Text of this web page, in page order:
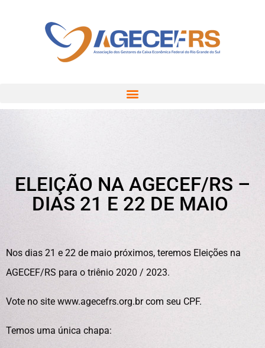
ELEIÇÃO NA AGECEF/RS –
DIAS 21 E 22 DE MAIO
Nos dias 21 e 22 de maio próximos, teremos Eleições na
AGECEF/RS para o triênio 2020 / 2023.
Vote no site www.agecefrs.org.br com seu CPF.
Temos uma única chapa: